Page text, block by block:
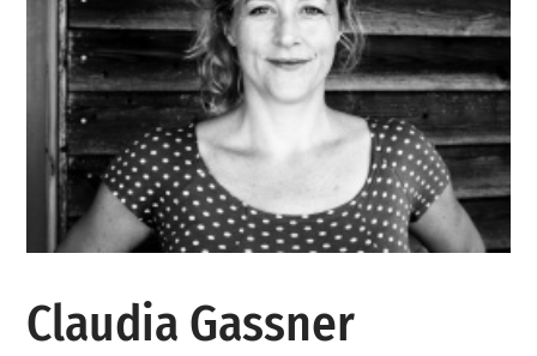
Claudia Gassner